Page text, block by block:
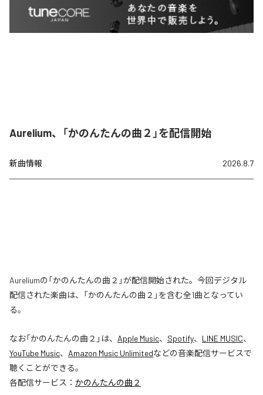
Aurelium、「かのんたんの曲２」を配信開始
新曲情報 2026.8.7
Aureliumの「かのんたんの曲２」が配信開始された。今回デジタル
配信された楽曲は、「かのんたんの曲２」を含む全1曲となってい
る。
なお「かのんたんの曲２ 」は、 Apple Music、 Spotify、 LINE MUSIC、
YouTube Music、 Amazon Music Unlimitedなどの音楽配信サービスで
聴くことができる。
各配信サービス： かのんたんの曲２